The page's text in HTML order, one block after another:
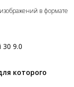
в формате
9.0
которого